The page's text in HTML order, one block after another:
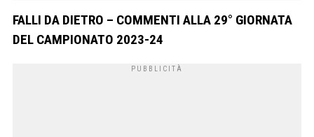
FALLI DA DIETRO – COMMENTI ALLA 29° GIORNATA
DEL CAMPIONATO 2023-24